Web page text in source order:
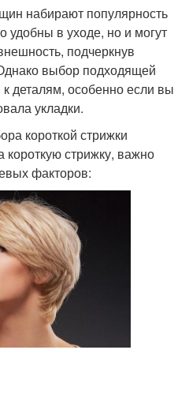
набирают популярность
удобны в уходе, но и могут
подчеркнув
выбор подходящей
деталям, особенно если вы
укладки.
короткой стрижки
стрижку, важно
факторов: